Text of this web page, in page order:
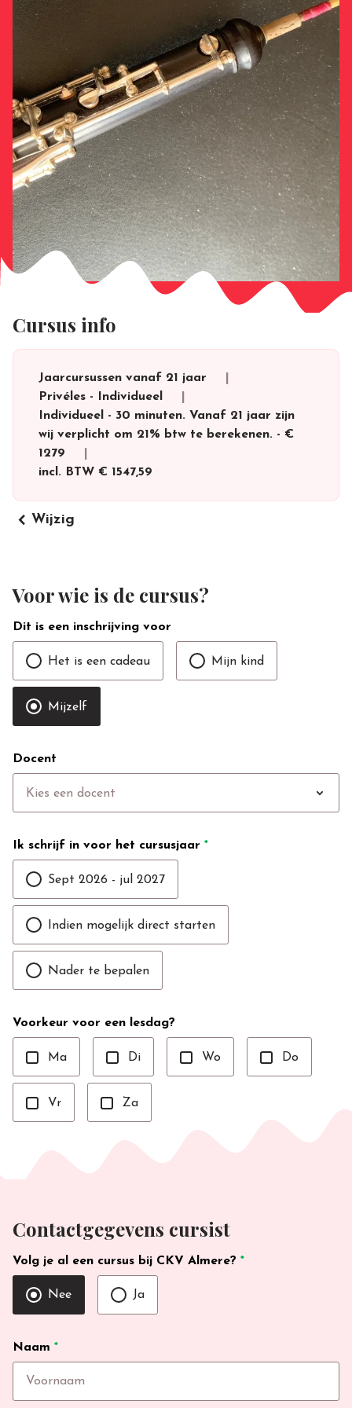
Cursus info
Jaarcursussen vanaf 21 jaar
Privéles - Individueel
Individueel - 30 minuten. Vanaf 21 jaar zijn
wij verplicht om 21% btw te berekenen. - €
1279
incl. BTW € 1547,59
keyboard_arrow_left Wijzig
Voor wie is de cursus?
Dit is een inschrijving voor
Het is een cadeau Mijn kind
Mijzelf
Docent
Kies een docent expand_more
Ik schrijf in voor het cursusjaar *
Sept 2026 - jul 2027
Indien mogelijk direct starten
Nader te bepalen
Voorkeur voor een lesdag?
Ma Di Wo Do
Vr Za
Contactgegevens cursist
Volg je al een cursus bij CKV Almere? *
Nee Ja
Naam *